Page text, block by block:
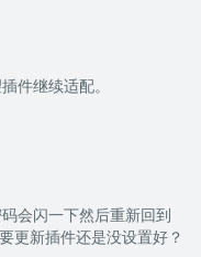
件继续适配。
会闪一下然后重新回到
更新插件还是没设置好？